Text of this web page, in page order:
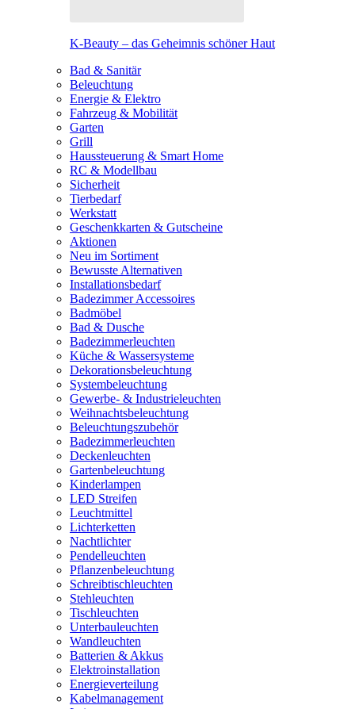
K-Beauty – das Geheimnis schöner Haut
Bad & Sanitär
Beleuchtung
Energie & Elektro
Fahrzeug & Mobilität
Garten
Grill
Haussteuerung & Smart Home
RC & Modellbau
Sicherheit
Tierbedarf
Werkstatt
Geschenkkarten & Gutscheine
Aktionen
Neu im Sortiment
Bewusste Alternativen
Installationsbedarf
Badezimmer Accessoires
Badmöbel
Bad & Dusche
Badezimmerleuchten
Küche & Wassersysteme
Dekorationsbeleuchtung
Systembeleuchtung
Gewerbe- & Industrieleuchten
Weihnachtsbeleuchtung
Beleuchtungszubehör
Badezimmerleuchten
Deckenleuchten
Gartenbeleuchtung
Kinderlampen
LED Streifen
Leuchtmittel
Lichterketten
Nachtlichter
Pendelleuchten
Pflanzenbeleuchtung
Schreibtischleuchten
Stehleuchten
Tischleuchten
Unterbauleuchten
Wandleuchten
Batterien & Akkus
Elektroinstallation
Energieverteilung
Kabelmanagement